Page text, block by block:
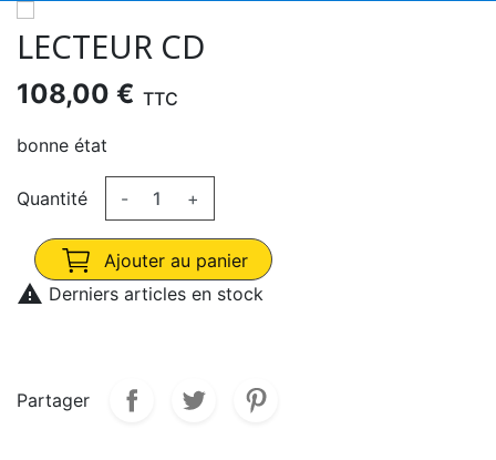
LECTEUR CD
108,00 € TTC
bonne état
Quantité - +
Ajouter au panier
 Derniers articles en stock
Partager